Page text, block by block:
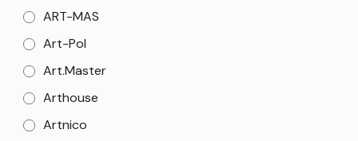
ART-MAS
Art-Pol
Art.Master
Arthouse
Artnico